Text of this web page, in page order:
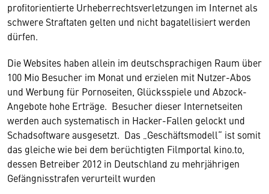
profitorientierte Urheberrechtsverletzungen im Internet als
schwere Straftaten gelten und nicht bagatellisiert werden
dürfen.
Die Websites haben allein im deutschsprachigen Raum über
100 Mio Besucher im Monat und erzielen mit Nutzer-Abos
und Werbung für Pornoseiten, Glücksspiele und Abzock-
Angebote hohe Erträge. Besucher dieser Internetseiten
werden auch systematisch in Hacker-Fallen gelockt und
Schadsoftware ausgesetzt. Das „Geschäftsmodell“ ist somit
das gleiche wie bei dem berüchtigten Filmportal kino.to,
dessen Betreiber 2012 in Deutschland zu mehrjährigen
Gefängnisstrafen verurteilt wurden